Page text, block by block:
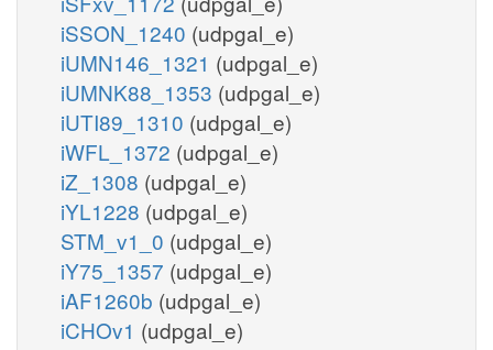
iSSON_1240 (udpgal_e)
iUMN146_1321 (udpgal_e)
iUMNK88_1353 (udpgal_e)
iUTI89_1310 (udpgal_e)
iWFL_1372 (udpgal_e)
iZ_1308 (udpgal_e)
iYL1228 (udpgal_e)
STM_v1_0 (udpgal_e)
iY75_1357 (udpgal_e)
iAF1260b (udpgal_e)
iCHOv1 (udpgal_e)